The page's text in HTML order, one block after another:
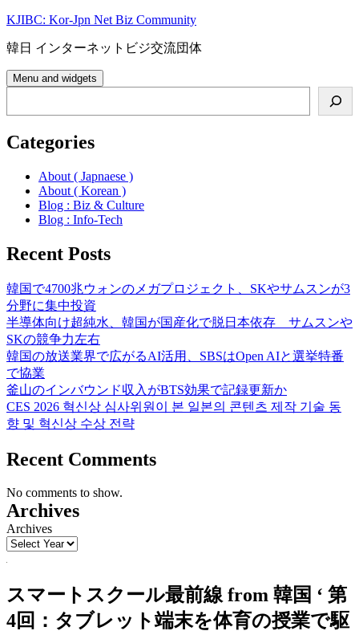
Skip
content
KJIBC: Kor-Jpn Net Biz Community
韓日 インターネットビジ交流団体
Menu and widgets
Categories
About ( Japnaese )
About ( Korean )
Blog : Biz & Culture
Blog : Info-Tech
Recent Posts
韓国で4700兆ウォンのメガプロジェクト、SKやサムスンが3
分野に集中投資
半導体向け超純水、韓国が国産化で脱日本依存 サムスンや
SKの競争力左右
韓国の放送業界で広がるAI活用、SBSはOpen AIと選挙特番
で協業
釜山のインバウンド収入がBTS効果で記録更新か
CES 2026 혁신상 심사위원이 본 일본의 콘텐츠 제작 기술 동
향 및 혁신상 수상 전략
Recent Comments
No comments to show.
Archives
Archives
スマートスクール最前線 from 韓国 ‘ 第
4回：タブレット端末を体育の授業で駆